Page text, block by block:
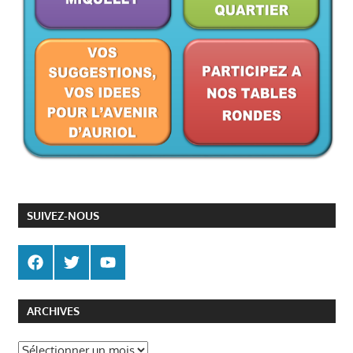
SUIVEZ-NOUS
ARCHIVES
Archives